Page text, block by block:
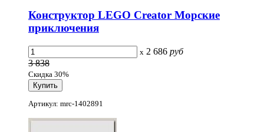
Конструктор LEGO Creator Морские
приключения
x 2 686 руб
3 838
Скидка 30%
Артикул: mrc-1402891